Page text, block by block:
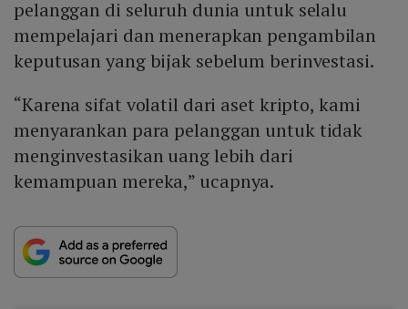
pelanggan di seluruh dunia untuk selalu
mempelajari dan menerapkan pengambilan
keputusan yang bijak sebelum berinvestasi.
“Karena sifat volatil dari aset kripto, kami
menyarankan para pelanggan untuk tidak
menginvestasikan uang lebih dari
kemampuan mereka,” ucapnya.